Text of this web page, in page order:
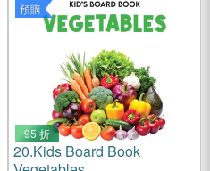
預購
95 折
20.Kids Board Book